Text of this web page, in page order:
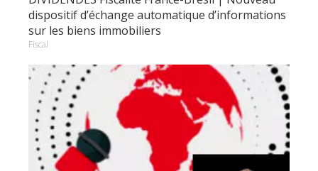
dispositif d’échange automatique d’informations
sur les biens immobiliers
Fiscal